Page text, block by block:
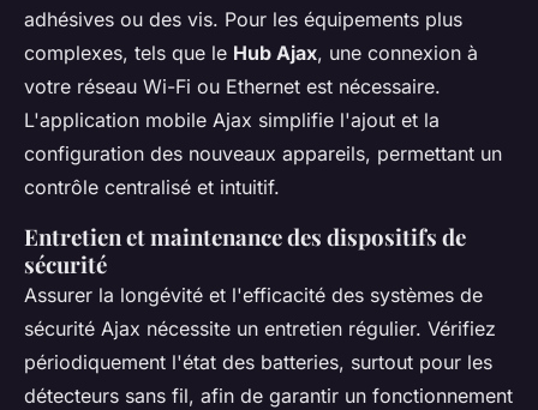
adhésives ou des vis. Pour les équipements plus
complexes, tels que le Hub Ajax, une connexion à
votre réseau Wi-Fi ou Ethernet est nécessaire.
L'application mobile Ajax simplifie l'ajout et la
configuration des nouveaux appareils, permettant un
contrôle centralisé et intuitif.
Entretien et maintenance des dispositifs de
sécurité
Assurer la longévité et l'efficacité des systèmes de
sécurité Ajax nécessite un entretien régulier. Vérifiez
périodiquement l'état des batteries, surtout pour les
détecteurs sans fil, afin de garantir un fonctionnement